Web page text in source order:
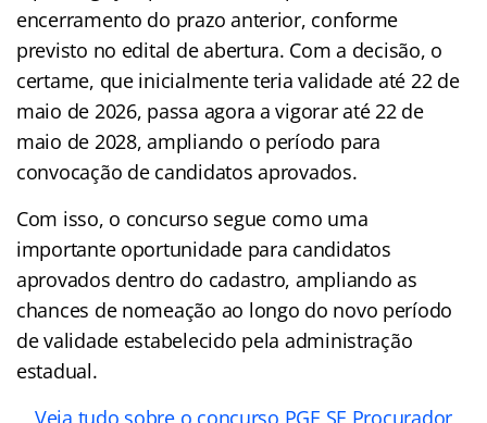
encerramento do prazo anterior, conforme
previsto no edital de abertura. Com a decisão, o
certame, que inicialmente teria validade até 22 de
maio de 2026, passa agora a vigorar até 22 de
maio de 2028, ampliando o período para
convocação de candidatos aprovados.
Com isso, o concurso segue como uma
importante oportunidade para candidatos
aprovados dentro do cadastro, ampliando as
chances de nomeação ao longo do novo período
de validade estabelecido pela administração
estadual.
Veja tudo sobre o concurso PGE SE Procurador